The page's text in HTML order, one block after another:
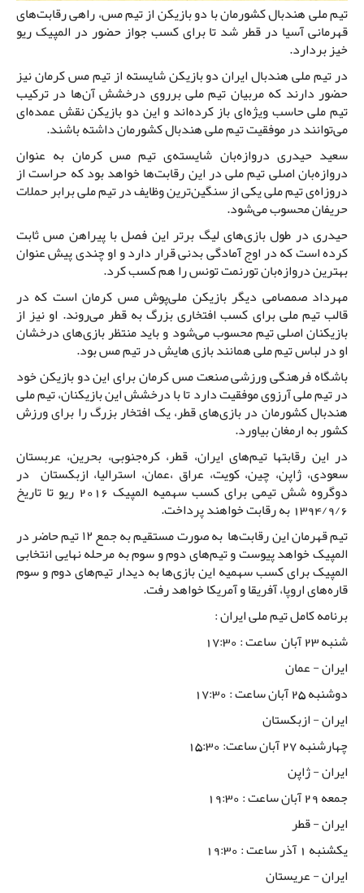
تیم ملی هندبال کشورمان با دو بازیکن از تیم مس، راهی رقابت‌های
قهرمانی آسیا در قطر شد تا برای کسب جواز حضور در المپیک ریو
خیز بردارد.
در تیم ملی هندبال ایران دو بازیکن شایسته از تیم مس کرمان نیز
حضور دارند که مربیان تیم ملی برروی درخشش آن‌ها در ترکیب
تیم ملی حاسب ویژه‌ای باز کرده‌اند و این دو بازیکن نقش عمده‌ای
می‌توانند در موفقیت تیم ملی هندبال کشورمان داشته باشند.
سعید حیدری دروازه‌بان شایسته‌ی تیم مس کرمان به عنوان
دروازه‌بان اصلی تیم ملی در این رقابت‌ها خواهد بود که حراست از
دروزاه‌ی تیم ملی یکی از سنگین‌ترین وظایف در تیم ملی برابر حملات
حریفان محسوب می‌شود.
حیدری در طول بازی‌های لیگ برتر این فصل با پیراهن مس ثابت
کرده است که در اوج آمادگی بدنی قرار دارد و او چندی پیش عنوان
بهترین دروازه‌بان تورنمت تونس را هم کسب کرد.
مهرداد صمصامی دیگر بازیکن ملی‌پوش مس کرمان است که در
قالب تیم ملی برای کسب افتخاری بزرگ به قطر می‌روند. او نیز از
بازیکنان اصلی تیم محسوب می‌شود و باید منتظر بازی‌های درخشان
او در لباس تیم ملی همانند بازی هایش در تیم مس بود.
باشگاه فرهنگی ورزشی صنعت مس کرمان برای این دو بازیکن خود
در تیم ملی آرزوی موفقیت دارد تا با درخشش این بازیکنان، تیم ملی
هندبال کشورمان در بازی‌های قطر، یک افتخار بزرگ را برای ورزش
کشور به ارمغان بیاورد.
در این رقابتها تیم‌های ایران، قطر، کره‌جنوبى، بحرین، عربستان
سعودى، ژاپن، چین، کویت، عراق ،عمان، استرالیا، ازبکستان در
دوگروه شش تیمی برای کسب سهمیه المپیک 2016 ریو تا تاریخ
1394/9/6 به رقابت خواهند پرداخت.
تیم قهرمان این رقابت‌ها به صورت مستقیم به جمع ١٢ تیم حاضر در
المپیک خواهد پیوست و تیم‌هاى دوم و سوم به مرحله نهایى انتخابى
المپیک برای کسب سهمیه این بازی‌ها به دیدار تیم‌هاى دوم و سوم
قاره‌هاى اروپا، آفریقا و ‌آمریکا خواهد رفت.
برنامه کامل تیم ملی ایران :
شنبه 23 آبان ساعت : 17:30
ایران - عمان
دوشنبه 25 آبان ساعت : 17:30
ایران - ازبکستان
چهارشنبه 27 آبان ساعت: 15:30
ایران - ژاپن
جمعه 29 آبان ساعت : 19:30
ایران - قطر
یکشنبه 1 آذر ساعت : 19:30
ایران - عریستان